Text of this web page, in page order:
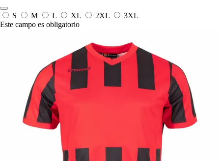
S M L XL 2XL
3XL
Este campo es obligatorio